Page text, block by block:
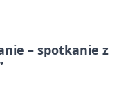
– spotkanie z